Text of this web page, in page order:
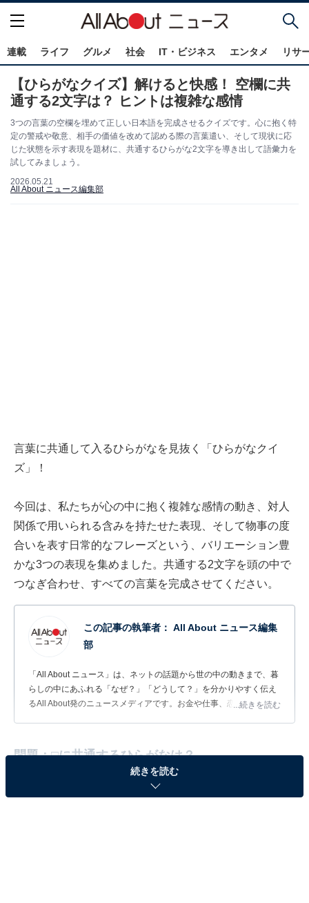
連載 ライフ グルメ 社会 IT・ビジネス エンタメ リサ
【ひらがなクイズ】解けると快感！ 空欄に共
通する2文字は？ ヒントは複雑な感情
3つの言葉の空欄を埋めて正しい日本語を完成させるクイズです。心に抱く特
定の警戒や敬意、相手の価値を改めて認める際の言葉遣い、そして現状に応
じた状態を示す表現を題材に、共通するひらがな2文字を導き出して語彙力を
試してみましょう。
2026.05.21
All About ニュース編集部
言葉に共通して入るひらがなを見抜く「ひらがなクイ
ズ」！
今回は、私たちが心の中に抱く複雑な感情の動き、対人
関係で用いられる含みを持たせた表現、そして物事の度
合いを表す日常的なフレーズという、バリエーション豊
かな3つの表現を集めました。共通する2文字を頭の中で
つなぎ合わせ、すべての言葉を完成させてください。
この記事の執筆者： All About ニュース編集
部
「All About ニュース」は、ネットの話題から世の中の動きまで、暮
らしの中にあふれる「なぜ？」「どうして？」を分かりやすく伝え
るAll About発のニュースメディアです。お金や仕事、恋愛、ITに関
...続きを読む
問題：□に共通するひらがなは？
続きを読む